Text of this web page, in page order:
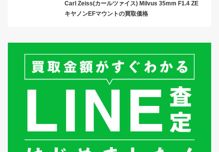
Carl Zeiss(カールツァイス) Milvus 35mm F1.4 ZE
キヤノンEFマウントの買取価格